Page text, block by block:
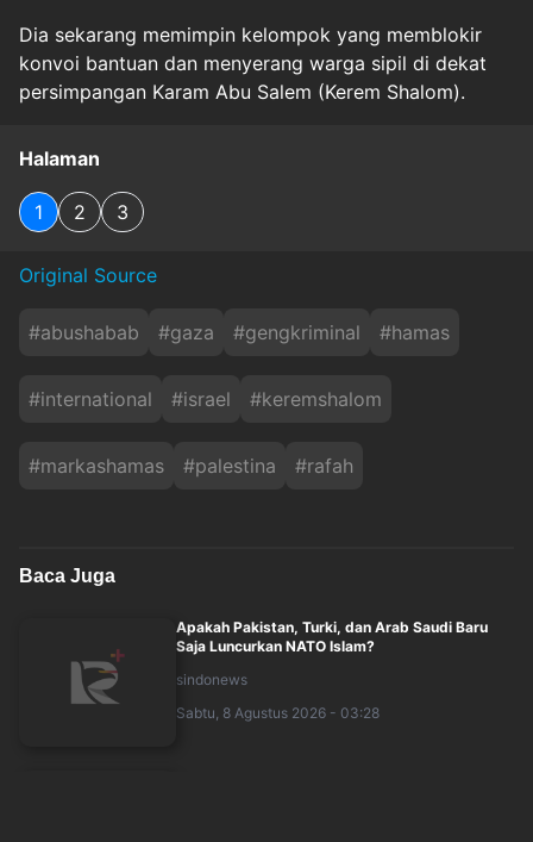
Dia sekarang memimpin kelompok yang memblokir
konvoi bantuan dan menyerang warga sipil di dekat
persimpangan Karam Abu Salem (Kerem Shalom).
Halaman
1 2 3
Original Source
#abushabab #gaza #gengkriminal #hamas
#international #israel #keremshalom
#markashamas #palestina #rafah
Baca Juga
Apakah Pakistan, Turki, dan Arab Saudi Baru
Saja Luncurkan NATO Islam?
sindonews
Sabtu, 8 Agustus 2026 - 03:28